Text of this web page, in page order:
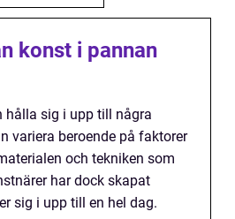
konst i pannan
hålla sig i upp till några
variera beroende på faktorer
och tekniken som
har dock skapat
sig i upp till en hel dag.